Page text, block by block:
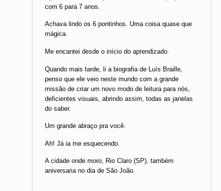
com 6 para 7 anos.
Achava lindo os 6 pontinhos. Uma coisa quase que
mágica.
Me encantei desde o início do aprendizado.
Quando mais tarde, li a biografia de Luís Braille,
penso que ele veio neste mundo com a grande
missão de criar um novo modo de leitura para nós,
deficientes visuais, abrindo assim, todas as janelas
do saber.
Um grande abraço pra você.
Ah! Já ia me esquecendo.
A cidade onde moro, Rio Claro (SP), também
aniversaria no dia de São João.